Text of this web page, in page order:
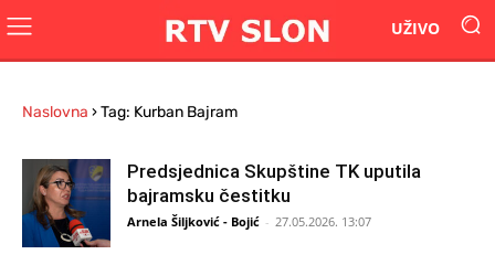
UŽIVO
Naslovna ›Tag: Kurban Bajram
Predsjednica Skupštine TK uputila
bajramsku čestitku
Arnela Šiljković - Bojić - 27.05.2026. 13:07